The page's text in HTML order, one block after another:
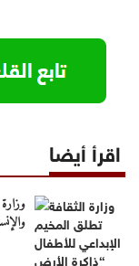
اقرأ أيضا